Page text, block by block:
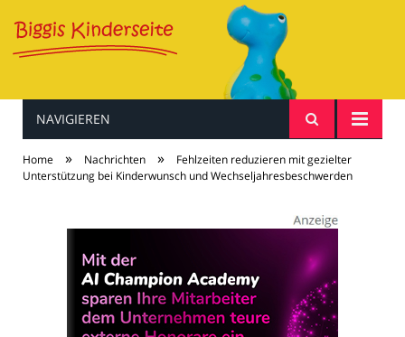
Baby & Kind
NAVIGIEREN
Home » Nachrichten »
Fehlzeiten reduzieren mit gezielter
Unterstützung bei Kinderwunsch und Wechseljahresbeschwerden